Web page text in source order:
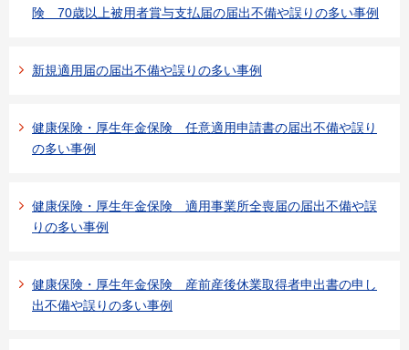
険 70歳以上被用者賞与支払届の届出不備や誤りの多い事例
新規適用届の届出不備や誤りの多い事例
健康保険・厚生年金保険 任意適用申請書の届出不備や誤り
の多い事例
健康保険・厚生年金保険 適用事業所全喪届の届出不備や誤
りの多い事例
健康保険・厚生年金保険 産前産後休業取得者申出書の申し
出不備や誤りの多い事例